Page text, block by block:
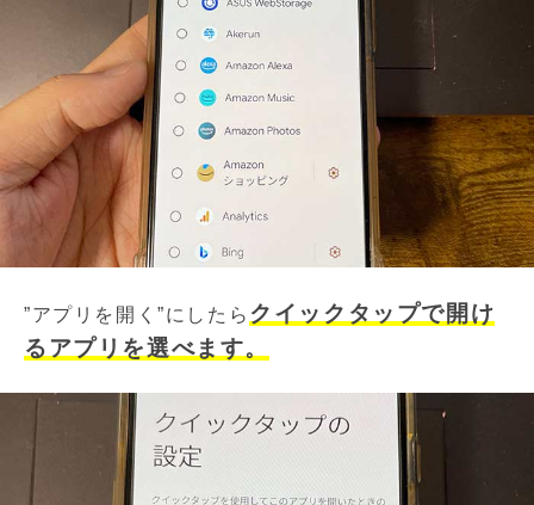
”アプリを開く”にしたら クイックタップで開け
るアプリを選べます。